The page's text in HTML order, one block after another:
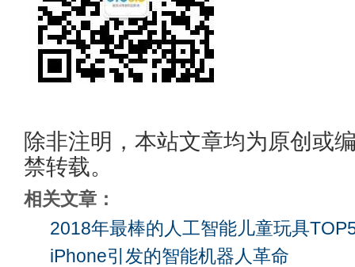
除非注明，本站文章均为原创或
禁转载。
相关文章：
2018年最棒的人工智能儿童玩具
iPhone引发的智能机器人革命